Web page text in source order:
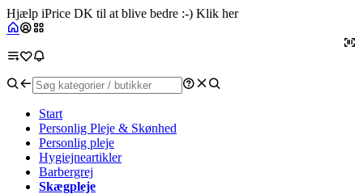
Hjælp iPrice DK til at blive bedre :-) Klik her
Start
Personlig Pleje & Skønhed
Personlig pleje
Hygiejneartikler
Barbergrej
Skægpleje